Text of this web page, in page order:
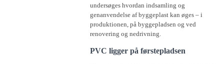
undersøges hvordan indsamling og
genanvendelse af byggeplast kan øges – i
produktionen, på byggepladsen og ved
renovering og nedrivning.
PVC ligger på førstepladsen